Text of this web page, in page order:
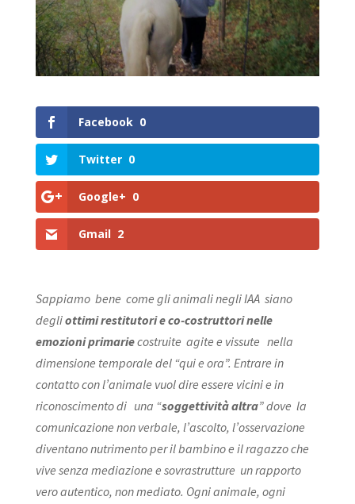
Facebook 0
Twitter 0
Google+ 0
Gmail 2
Sappiamo bene come gli animali negli IAA siano
degliottimi restitutori e co-costruttori nelle
emozioni primariecostruite agite e vissute nella
dimensione temporale del “qui e ora”. Entrare in
contatto con l’animale vuol dire essere vicini e in
riconoscimento di una “soggettività altra” dove la
comunicazione non verbale, l’ascolto, l’osservazione
diventano nutrimento per il bambino e il ragazzo che
vive senza mediazione e sovrastrutture un rapporto
vero autentico, non mediato. Ogni animale, ogni